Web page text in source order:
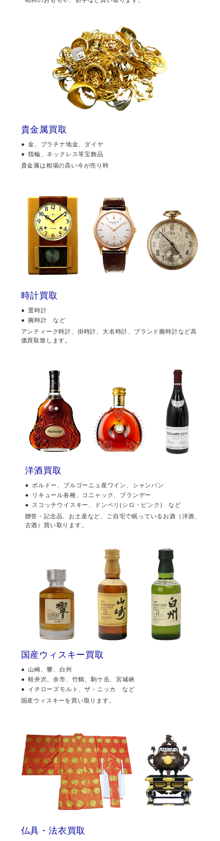
貴金属買取
金、プラチナ地金、ダイヤ
指輪、ネックレス等宝飾品
貴金属は相場の高い今が売り時
時計買取
置時計
腕時計 など
アンティーク時計、掛時計、大名時計、ブランド腕時計など高
価買取致します。
洋酒買取
ボルドー、ブルゴーニュ産ワイン、シャンパン
リキュール各種、コニャック、ブランデー
スコッチウイスキー、ドンペリ(シロ・ピンク) など
贈答・記念品、お土産など、ご自宅で眠っているお酒（洋酒、
古酒）買い取ります。
国産ウィスキー買取
山崎、響、白州
軽井沢、余市、竹鶴、駒ケ岳、宮城峡
イチローズモルト、ザ・ニッカ など
国産ウィスキーを買い取ります。
仏具・法衣買取